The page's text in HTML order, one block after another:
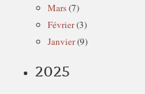
Mars(7)
Février(3)
Janvier(9)
2025